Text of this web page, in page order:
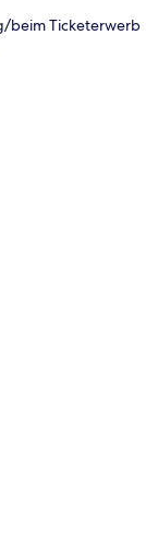
beim Ticketerwerb